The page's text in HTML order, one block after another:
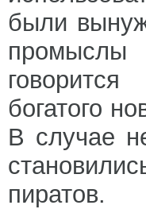
были
промыслы
богатого
В случае
пиратов.